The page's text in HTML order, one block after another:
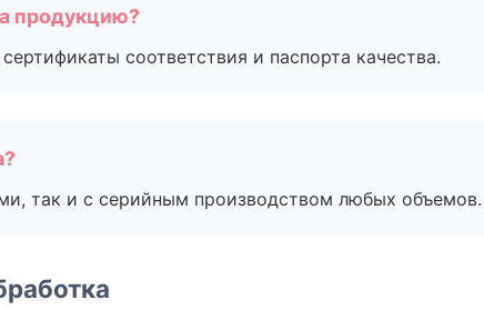
продукцию?
соответствия и паспорта качества.
так и с серийным производством любых объемов.